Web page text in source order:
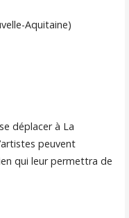
Aquitaine)
déplacer à La
peuvent
qui leur permettra de